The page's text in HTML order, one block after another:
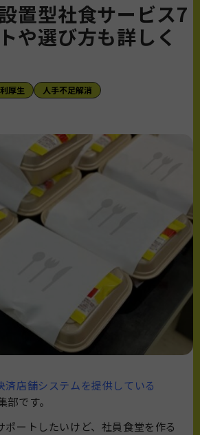
置型社食サービス7
や選び方も詳しく
厚生 人手不足解消
済店舗システムを提供している
部です。
ポートしたいけど、社員食堂を作る